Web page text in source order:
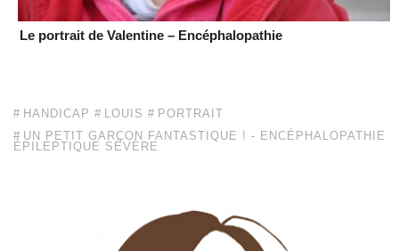
Le portrait de Valentine – Encéphalopathie
HANDICAP LOUIS
PORTRAIT
UN PETIT GARÇON FANTASTIQUE ! - ENCÉPHALOPATHIE
ÉPILEPTIQUE SÉVÈRE